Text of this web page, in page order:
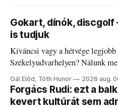
Gokart, dínók, discgolf
is tudjuk
Kíváncsi vagy a hétvége
Székelyudvarhelyen? Nálunk
a fogaddal, a fogorvosi ügyeletet
Gál Előd, Tóth Hunor 2026 aug.
Forgács Rudi: ezt a
kevert kultúrát sem